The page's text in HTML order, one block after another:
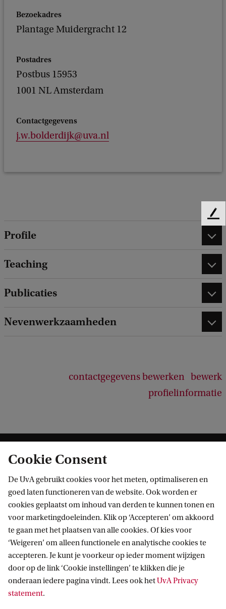
Bezoekadres
Plantage Muidergracht 12
Postadres
Postbus 15953
1001 NL Amsterdam
Contactgegevens
j.w.bolderdijk@uva.nl
Profile
Teaching
Publicaties
Nevenwerkzaamheden
contactgegevens bewerken bewerk
profielinformatie
Informatie voor
Bachelorstudiekiezers
Masterstudiekiezers
UvA-studenten
Medewerkers
Journalisten
Direct naar
Webmail
Bibliotheek
Vacatures
Contact
Cookie Consent
De UvA gebruikt cookies voor het meten, optimaliseren en
goed laten functioneren van de website. Ook worden er
cookies geplaatst om inhoud van derden te kunnen tonen en
voor marketingdoeleinden. Klik op ‘Accepteren’ om akkoord
te gaan met het plaatsen van alle cookies. Of kies voor
‘Weigeren’ om alleen functionele en analytische cookies te
accepteren. Je kunt je voorkeur op ieder moment wijzigen
door op de link ‘Cookie instellingen’ te klikken die je
onderaan iedere pagina vindt. Lees ook hetUvA Privacy
statement.
F
e
b
a
c
k